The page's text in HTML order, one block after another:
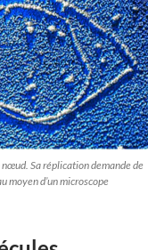
Sa réplication demande de
moyen d’un microscope